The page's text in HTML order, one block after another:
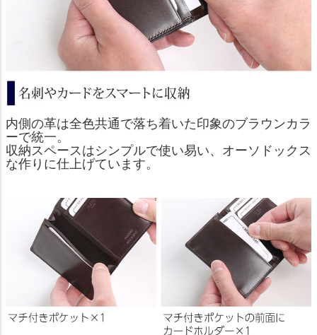
内側の革は全色共通で落ち着いた印象のブラウンカラ
ーで統一。
収納スペースはシンプルで使い易い、オーソドックス
な作りに仕上げています。